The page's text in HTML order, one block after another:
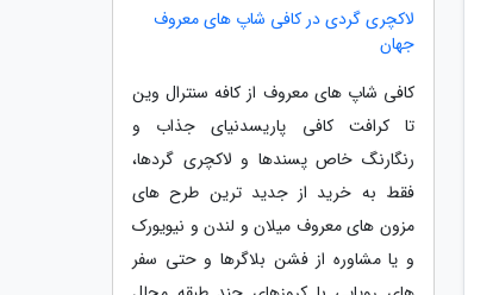
لاکچری گردی در کافی شاپ های معروف
جهان
کافی شاپ های معروف از کافه سنترال وین
تا کرافت کافی پاریسدنیای جذاب و
رنگارنگ خاص پسندها و لاکچری گردها،
فقط به خرید از جدید ترین طرح های
مزون های معروف میلان و لندن و نیویورک
و یا مشاوره از فشن بلاگرها و حتی سفر